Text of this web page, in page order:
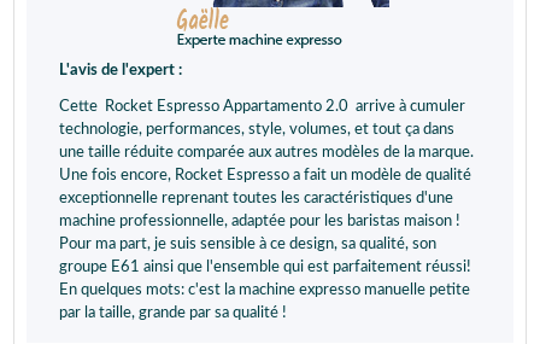
L'avis de l'expert :
Cette Rocket Espresso Appartamento 2.0 arrive à cumuler
technologie, performances, style, volumes, et tout ça dans
une taille réduite comparée aux autres modèles de la marque.
Une fois encore, Rocket Espresso a fait un modèle de qualité
exceptionnelle reprenant toutes les caractéristiques d'une
machine professionnelle, adaptée pour les baristas maison !
Pour ma part, je suis sensible à ce design, sa qualité, son
groupe E61 ainsi que l'ensemble qui est parfaitement réussi!
En quelques mots: c'est la machine expresso manuelle petite
par la taille, grande par sa qualité !